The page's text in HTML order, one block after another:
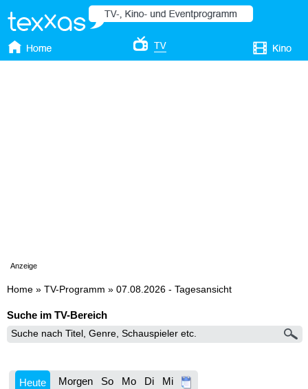
Anzeige
Home » TV-Programm » 07.08.2026 - Tagesansicht
Suche im TV-Bereich
Heute Morgen So Mo Di Mi